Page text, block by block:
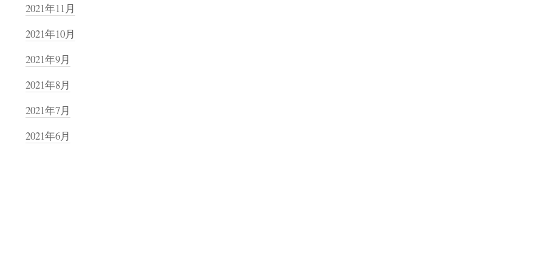
2021年11月
2021年10月
2021年9月
2021年8月
2021年7月
2021年6月